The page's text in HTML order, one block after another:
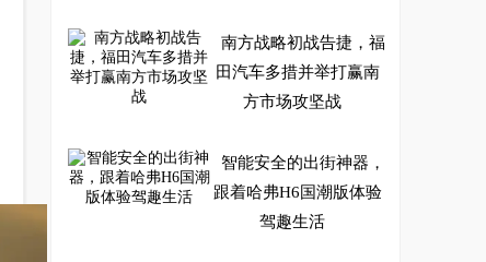
南方战略初战告捷，福
田汽车多措并举打赢南
方市场攻坚战
智能安全的出街神器，
跟着哈弗H6国潮版体验
驾趣生活